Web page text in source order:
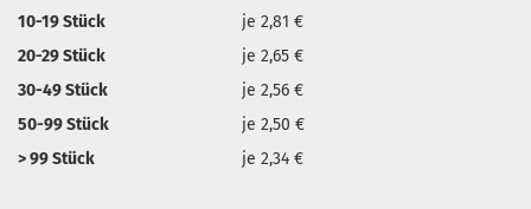
10-19 Stück
je 2,81 €
20-29 Stück
je 2,65 €
30-49 Stück
je 2,56 €
50-99 Stück
je 2,50 €
> 99 Stück
je 2,34 €